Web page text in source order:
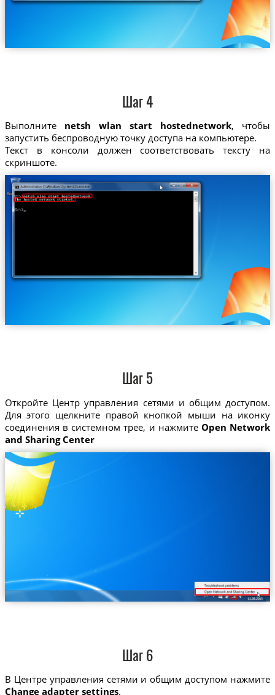
Шаг 4
Выполните netsh wlan start hostednetwork, чтобы
запустить беспроводную точку доступа на компьютере.
Текст в консоли должен соответствовать тексту на
скриншоте.
Шаг 5
Откройте Центр управления сетями и общим доступом.
Для этого щелкните правой кнопкой мыши на иконку
соединения в системном трее, и нажмитеOpen Network
and Sharing Center
Шаг 6
В Центре управления сетями и общим доступом нажмите
Change adapter settings.